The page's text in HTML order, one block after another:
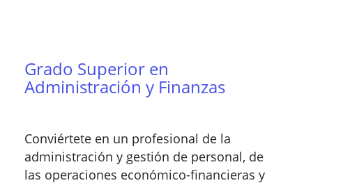
Grado Superior en
Administración y Finanzas
Conviértete en un profesional de la
administración y gestión de personal, de
las operaciones económico-financieras y